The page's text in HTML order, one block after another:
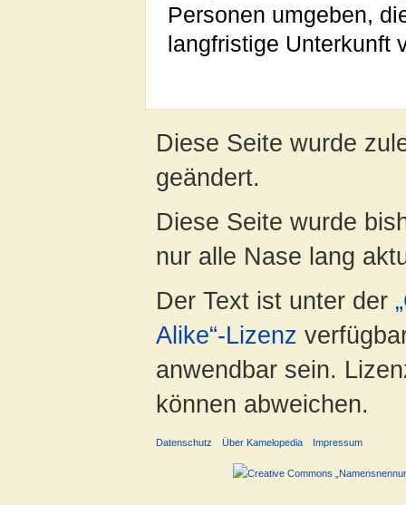
Personen umgeben,
langfristige Unterkunft
Diese Seite wurde
geändert.
Diese Seite wurde
nur alle Nase lang
Der Text ist unter der
Alike“-Lizenz
anwendbar sein.
können abweichen.
Datenschutz Über Kamelopedia Impressum